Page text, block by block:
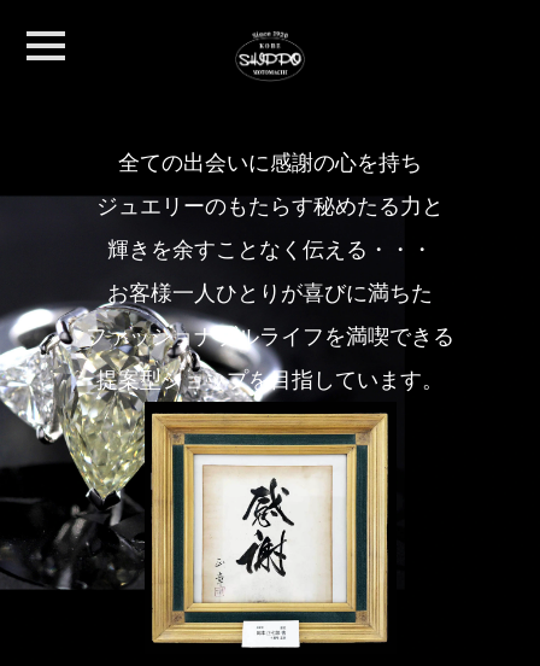
PCサイトを表示する
全ての出会いに感謝の心を持ち
ジュエリーのもたらす秘めたる力と
輝きを余すことなく伝える・・・
お客様一人ひとりが喜びに満ちた
ファッショナブルライフを満喫できる
提案型ショップを目指しています。